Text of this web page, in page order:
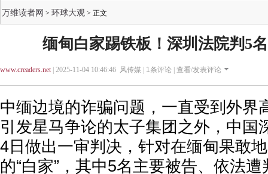
万维读者网 > 环球大观 > 正文
缅甸白家踢铁板！深圳法院判5
www.creaders.net| 2025-11-04 10:46:46 风传媒 | 1条评论 | 查看/发表评论
中缅边境的诈骗问题，一直受到外界
引发星马争论的太子集团之外，中国
4日做出一审判决，针对在缅甸果敢
的“白家”，其中5名主要被告、依法